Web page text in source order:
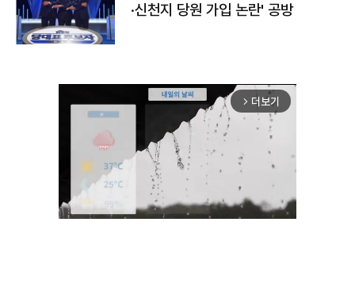
·신천지 당원 가입 논란' 공방
arrow_forward_ios 더보기